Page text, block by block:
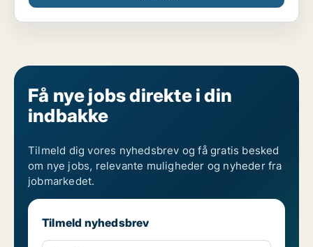
Få nye jobs direkte i din
indbakke
Tilmeld dig vores nyhedsbrev og få gratis besked
om nye jobs, relevante muligheder og nyheder fra
jobmarkedet.
Tilmeld nyhedsbrev